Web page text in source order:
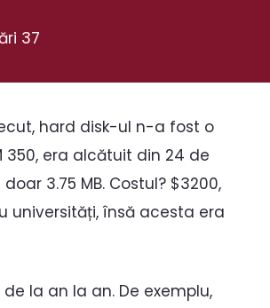
37
hard disk-ul n-a fost o
350, era alcătuit din 24 de
3.75 MB. Costul? $3200,
universități, însă acesta era
la an la an. De exemplu,